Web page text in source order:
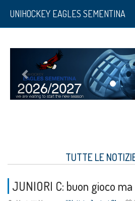
UNIHOCKEY EAGLES SEMENTINA
TUTTE LE
JUNIORI C: buon gioco